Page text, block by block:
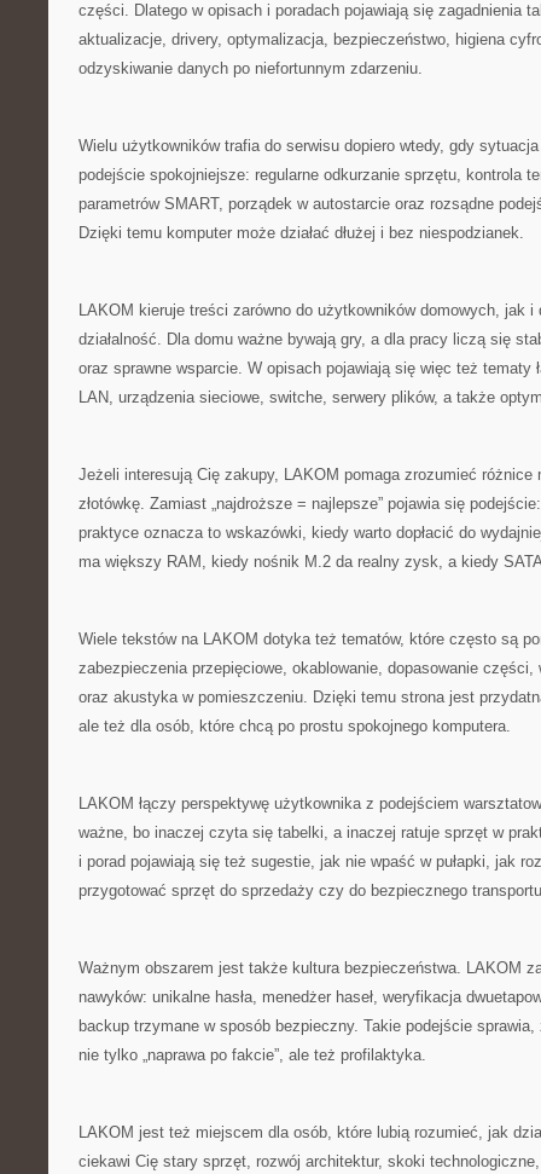
części. Dlatego w opisach i poradach pojawiają się zagadnienia
aktualizacje, drivery, optymalizacja, bezpieczeństwo, higiena
odzyskiwanie danych po niefortunnym zdarzeniu.
Wielu użytkowników trafia do serwisu dopiero wtedy, gdy
podejście spokojniejsze: regularne odkurzanie sprzętu, kontrola
parametrów SMART, porządek w autostarcie oraz rozsądne
Dzięki temu komputer może działać dłużej i bez niespodzianek.
LAKOM kieruje treści zarówno do użytkowników domowych, jak i
działalność. Dla domu ważne bywają gry, a dla pracy liczą się
oraz sprawne wsparcie. W opisach pojawiają się więc też tematy
LAN, urządzenia sieciowe, switche, serwery plików, a także
Jeżeli interesują Cię zakupy, LAKOM pomaga zrozumieć różnice
złotówkę. Zamiast „najdroższe = najlepsze” pojawia się
praktyce oznacza to wskazówki, kiedy warto dopłacić do
ma większy RAM, kiedy nośnik M.2 da realny zysk, a kiedy
Wiele tekstów na LAKOM dotyka też tematów, które często są
zabezpieczenia przepięciowe, okablowanie, dopasowanie
oraz akustyka w pomieszczeniu. Dzięki temu strona jest
ale też dla osób, które chcą po prostu spokojnego komputera.
LAKOM łączy perspektywę użytkownika z podejściem
ważne, bo inaczej czyta się tabelki, a inaczej ratuje sprzęt w
i porad pojawiają się też sugestie, jak nie wpaść w pułapki, jak
przygotować sprzęt do sprzedaży czy do bezpiecznego
Ważnym obszarem jest także kultura bezpieczeństwa. LAKOM
nawyków: unikalne hasła, menedżer haseł, weryfikacja
backup trzymane w sposób bezpieczny. Takie podejście
nie tylko „naprawa po fakcie”, ale też profilaktyka.
LAKOM jest też miejscem dla osób, które lubią rozumieć, jak
ciekawi Cię stary sprzęt, rozwój architektur, skoki